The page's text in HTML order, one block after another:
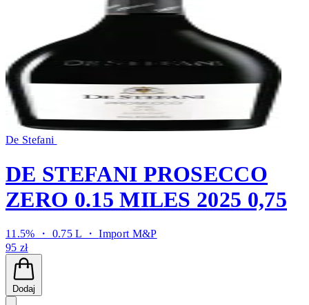
De Stefani
DE STEFANI PROSECCO
ZERO 0.15 MILES 2025 0,75
11.5% ・ 0.75 L ・Import M&P
95 zł
Dodaj